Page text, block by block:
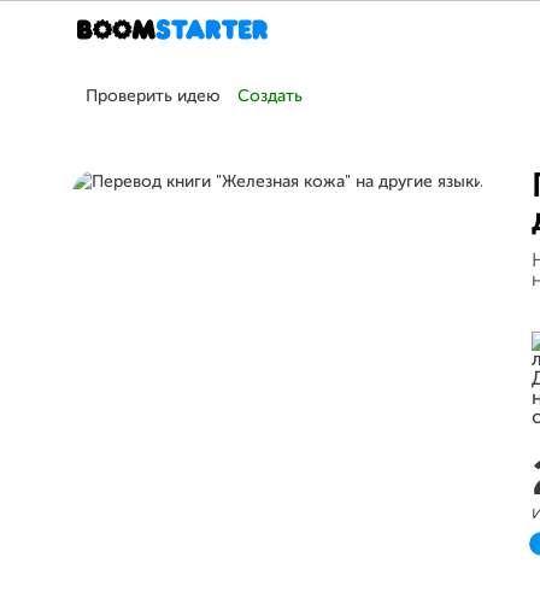
Проверить идею Создать